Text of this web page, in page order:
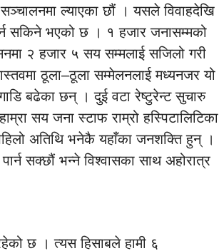
ल्याएका छौं । यसले विवाहदेखि
सकिने भएको छ । १ हजार जनासम्मको
२ हजार ५ सय सम्मलाई सजिलो गरी
ठूला–ठूला सम्मेलनलाई मध्यनजर यो
बढेका छन् । दुई वटा रेष्टुरेन्ट सुचारु
सय जना स्टाफ राम्रो हस्पिटालिटिका
अतिथि भनेकै यहाँका जनशक्ति हुन् ।
सक्छौं भन्ने विश्वासका साथ अहोरात्र
छ । त्यस हिसाबले हामी ६